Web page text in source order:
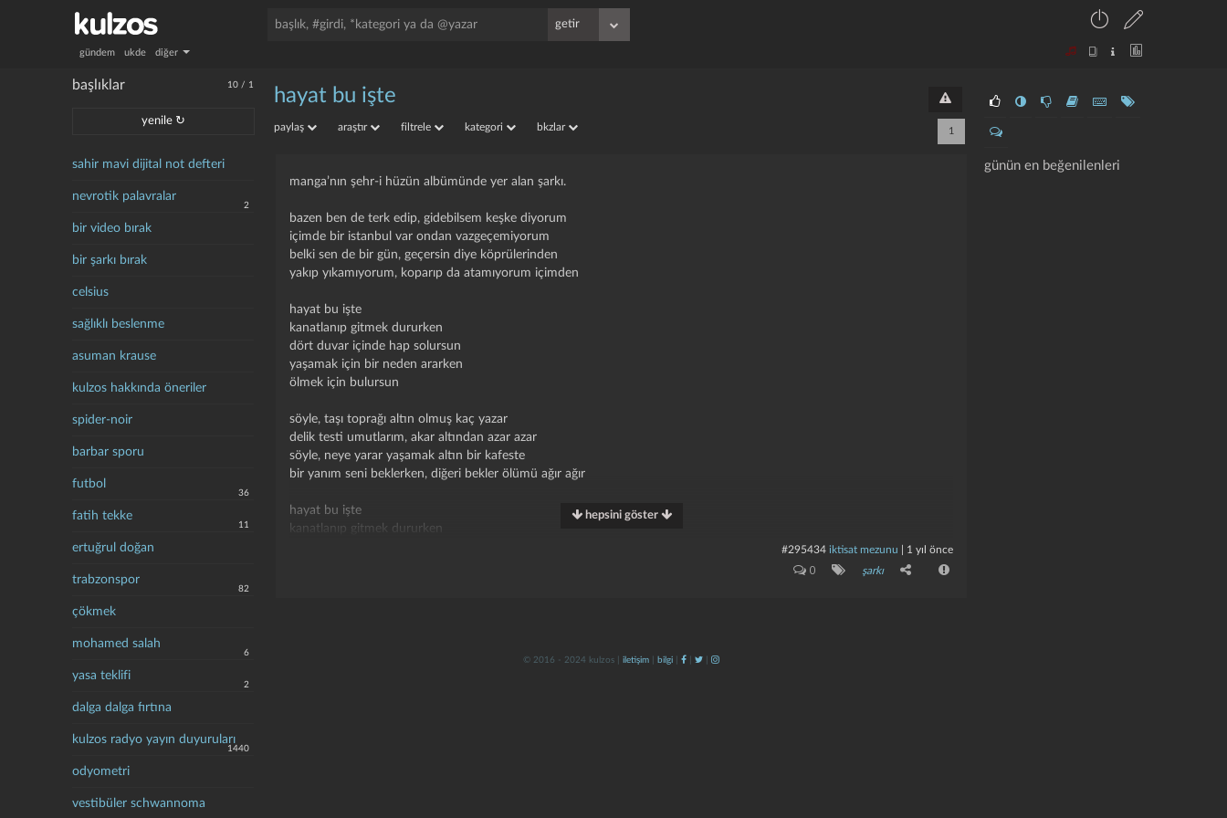
gündem ukde diğer
10 / 1
başlıklar
yenile ↻
sahir mavi dijital not defteri
nevrotik palavralar
2
bir video bırak
bir şarkı bırak
celsius
sağlıklı beslenme
asuman krause
kulzos hakkında öneriler
spider-noir
barbar sporu
futbol
36
fatih tekke
11
ertuğrul doğan
trabzonspor
82
çökmek
mohamed salah
6
yasa teklifi
2
dalga dalga fırtına
kulzos radyo yayın duyuruları
1440
odyometri
vestibüler schwannoma
günün en beğenilenleri
hayat bu işte
paylaş araştır filtrele kategori bkzlar 1
manga’nın şehr-i hüzün albümünde yer alan şarkı.
bazen ben de terk edip, gidebilsem keşke diyorum
i̇çimde bir i̇stanbul var ondan vazgeçemiyorum
belki sen de bir gün, geçersin diye köprülerinden
yakıp yıkamıyorum, koparıp da atamıyorum içimden
hayat bu işte
kanatlanıp gitmek dururken
dört duvar içinde hap solursun
yaşamak için bir neden ararken
ölmek için bulursun
söyle, taşı toprağı altın olmuş kaç yazar
delik testi umutlarım, akar altından azar azar
söyle, neye yarar yaşamak altın bir kafeste
bir yanım seni beklerken, diğeri bekler ölümü ağır ağır
hayat bu işte
kanatlanıp gitmek dururken
hepsini göster
#295434 iktisat mezunu 1 yıl önce
0 şarkı
© 2016 - 2024 kulzos | iletişim bilgi